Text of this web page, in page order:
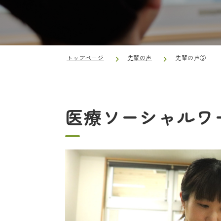
トップページ 先輩の声 先輩の声⑥
医療ソーシャルワ